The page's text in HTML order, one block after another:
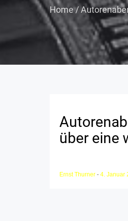
Home/
über eine
Ernst Thurner - 4. Januar